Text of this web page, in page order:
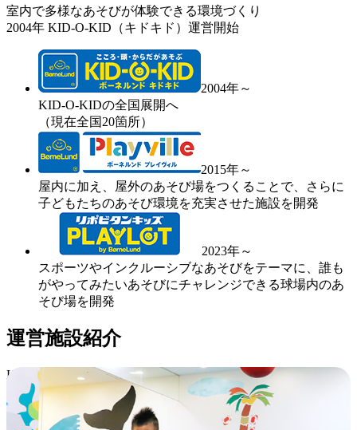
室内で多様なあそびが体験できる環境づくり
2004年 KID-O-KID（キドキド）運営開始
2004年～
KID-O-KIDの全国展開へ
（現在全国20箇所）
2015年～
屋内に加え、屋外のあそび場をつくることで、さらに
子どもたちのあそび環境を充実させた施設を開発
2023年～
スポーツやインクルーシブなあそびをテーマに、誰も
がやってみたいあそびにチャレンジできる球場内のあ
そび場を開発
運営施設紹介
KID-O-KID（キドキド）
天候に左右されず、親子でこころ・頭・からだの全部
を使って思いきり遊べる室内あそび場です。異年齢の
子ども同士や、お父さん・お母さん同士のコミュニケ